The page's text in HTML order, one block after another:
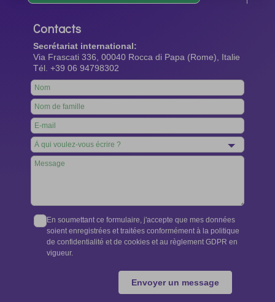
Contacts
Secrétariat international:
Via Frascati 336, 00040 Rocca di Papa (Rome), Italie
Tél. +39 06 94798302
Leave
this
field
blank
En soumettant ce formulaire, j'accepte que mes données
soient enregistrées et traitées conformément à la politique
de confidentialité et de cookies et au règlement GDPR en
vigueur.
Envoyer un message